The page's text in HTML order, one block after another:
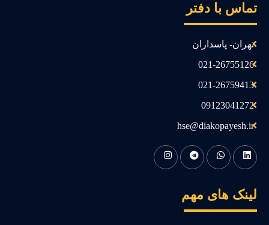
با دفتر
تهران- پاسداران
021-26755126
021-26759413
09123041272
hse@diakopayesh.ir
های مهم